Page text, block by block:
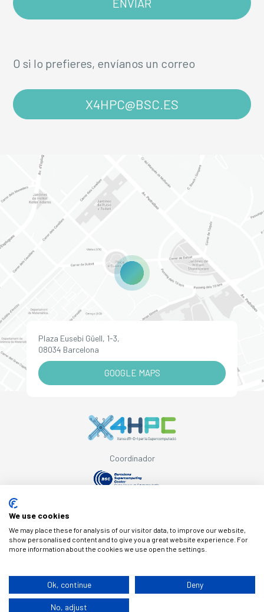
O si lo prefieres, envíanos un correo
X4HPC@BSC.ES
Plaza Eusebi Güell, 1-3,
08034 Barcelona
GOOGLE MAPS
Coordinador
Aviso legal Cookies
We use cookies
We may place these for analysis of our visitor data, to improve our website,
show personalised content and to give you a great website experience. For
more information about the cookies we use open the settings.
Ok, continue Deny
No, adjust